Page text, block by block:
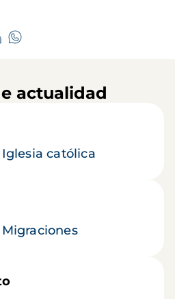
actualidad
católica